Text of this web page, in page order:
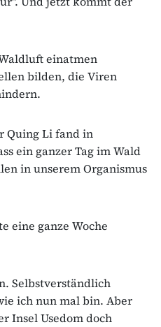
einatmen
bilden, die Viren
Quing Li fand in
ein ganzer Tag im Wald
in unserem Organismus
eine ganze Woche
Selbstverständlich
ich nun mal bin. Aber
Insel Usedom doch